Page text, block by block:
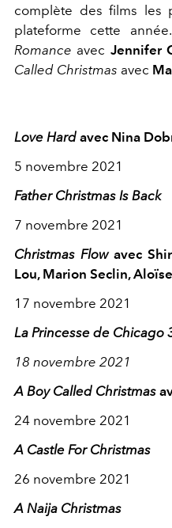
complète des films les
plateforme cette
Romance avec Jennifer
Called Christmas avec
Love Hard avec Nina
5 novembre 2021
Father Christmas Is Back
7 novembre 2021
Christmas Flow avec
Lou, Marion Seclin,
17 novembre 2021
La Princesse de Chicago
18 novembre 2021
A Boy Called Christmas
24 novembre 2021
A Castle For Christmas
26 novembre 2021
A Naija Christmas